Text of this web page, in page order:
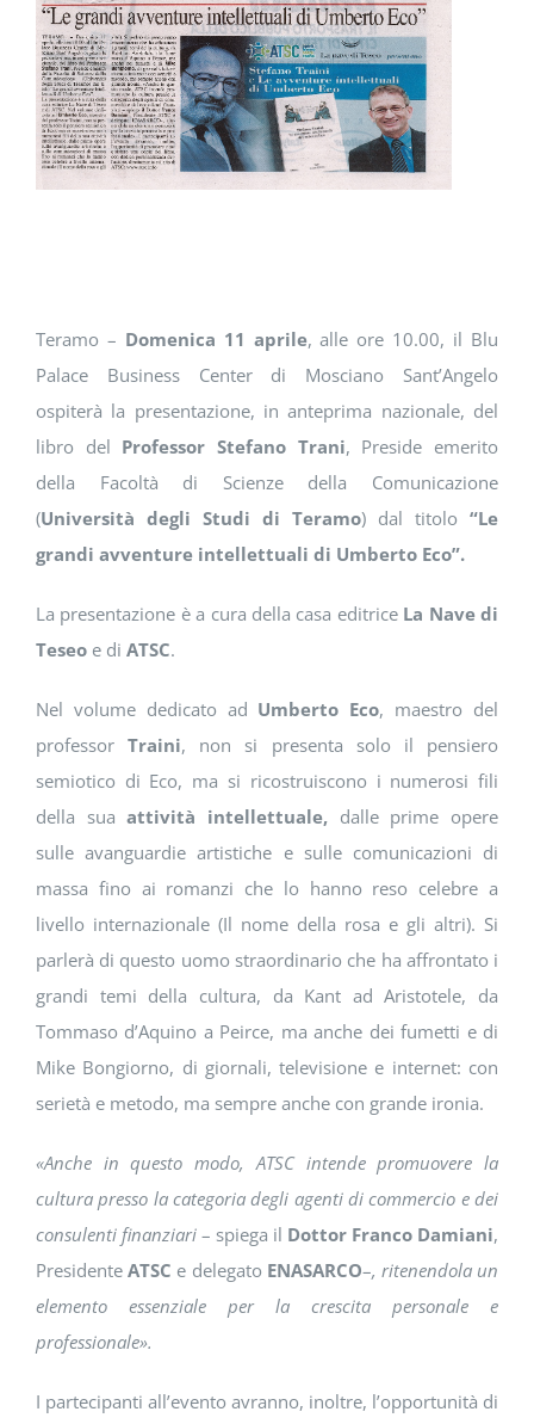
DOWNLOAD
SOSTENIBILITÀ
ACADEMY
Teramo – Domenica 11 aprile, alle ore 10.00, il Blu
Palace Business Center di Mosciano Sant’Angelo
ospiterà la presentazione, in anteprima nazionale, del
libro del Professor Stefano Trani, Preside emerito
della Facoltà di Scienze della Comunicazione
(Università degli Studi di Teramo) dal titolo“Le
grandi avventure intellettuali di Umberto Eco”.
La presentazione è a cura della casa editrice La Nave di
Teseoe di ATSC.
Nel volume dedicato ad Umberto Eco, maestro del
professorTraini, non si presenta solo il pensiero
semiotico di Eco, ma si ricostruiscono i numerosi fili
della suaattività intellettuale, dalle prime opere
sulle avanguardie artistiche e sulle comunicazioni di
massa fino ai romanzi che lo hanno reso celebre a
livello internazionale (Il nome della rosa e gli altri). Si
parlerà di questo uomo straordinario che ha affrontato i
grandi temi della cultura, da Kant ad Aristotele, da
Tommaso d’Aquino a Peirce, ma anche dei fumetti e di
Mike Bongiorno, di giornali, televisione e internet: con
serietà e metodo, ma sempre anche con grande ironia.
«Anche in questo modo, ATSC intende promuovere la
cultura presso la categoria degli agenti di commercio e dei
consulenti finanziari – spiega il Dottor Franco Damiani,
PresidenteATSC e delegato ENASARCO–, ritenendola un
elemento essenziale per la crescita personale e
professionale».
I partecipanti all’evento avranno, inoltre, l’opportunità di